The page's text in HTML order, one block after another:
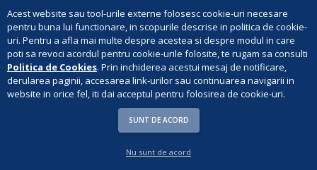
Acest website sau tool-urile externe folosesc cookie-uri necesare
pentru buna lui functionare, in scopurile descrise in politica de cookie-
uri. Pentru a afla mai multe despre acestea si despre modul in care
poti sa revoci acordul pentru cookie-urile folosite, te rugam sa consulti
Politica de Cookies. Prin inchiderea acestui mesaj de notificare,
derularea paginii, accesarea link-urilor sau continuarea navigarii in
website in orice fel, iti dai acceptul pentru folosirea de cookie-uri.
SUNT DE ACORD
Nu sunt de acord